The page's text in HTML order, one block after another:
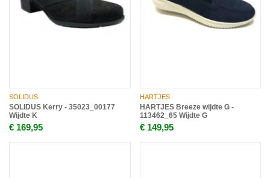
SOLIDUS
SOLIDUS Kerry - 35023_00177
Wijdte K
€ 169,95
HARTJES
HARTJES Breeze wijdte G -
113462_65 Wijdte G
€ 149,95